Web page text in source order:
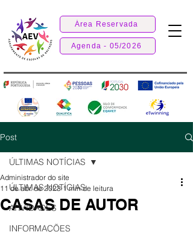
Área Reservada
Agenda - 05/2026
Post
ÚLTIMAS NOTÍCIAS
ATIVIDADES
INFORMAÇÕES
ÚLTIMAS NOTÍCIAS
CASAS DE AUTOR
Administrador do site
11 de abr. de 2023 1 min de leitura